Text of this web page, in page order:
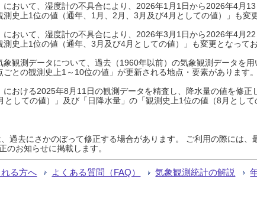
おいて、湿度計の不具合により、2026年1月1日から2026年4月
史上1位の値（通年、1月、2月、3月及び4月としての値）」も変
おいて、湿度計の不具合により、2026年3月1日から2026年4月
史上1位の値（通年、3月及び4月としての値）」も変更となって
観測データについて、過去（1960年以前）の気象観測データを
との観測史上1～10位の値」が更新される地点・要素があります
おける2025年8月11日の観測データを精査し、降水量の値を修
としての値）」及び「日降水量」の「観測史上1位の値（8月とし
過去にさかのぼって修正する場合があります。 ご利用の際には、
のお知らせに掲載します。
る方へ よくある質問（FAQ） 気象観測統計の解説